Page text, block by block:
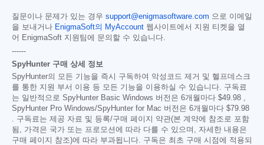
질문이나 문제가 있는 경우 support@enigmasoftware.com 으로 이메일
을 보내거나 EnigmaSoft의 MyAccount 웹사이트에서 지원 티켓을 열
어 EnigmaSoft 지원팀에 문의할 수 있습니다.
------
SpyHunter 구매 상세 정보
SpyHunter의 모든 기능을 즉시 구독하여 악성코드 제거 및 헬프데스크
를 통한 지원 부서 이용 등 모든 기능을 이용하실 수 있습니다. 구독료
는 일반적으로 SpyHunter Basic Windows 버전은 6개월마다 $49.98
SpyHunter Pro Windows/SpyHunter for Mac 버전은 6개월마다 $79.98
. 구독료는 제공 자료 및 등록/구매 페이지 약관(본 계약에 참조로 포함
됨, 가격은 국가 또는 프로모션에 따라 다를 수 있으며, 자세한 내용은
구매 페이지 참조)에 따라 부과됩니다. 구독은 최초 구매 시점에 적용되